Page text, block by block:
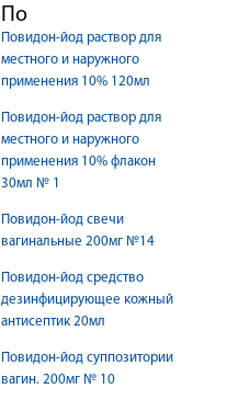
По
Повидон-йод раствор для
местного и наружного
применения 10% 120мл
Повидон-йод раствор для
местного и наружного
применения 10% флакон
30мл № 1
Повидон-йод свечи
вагинальные 200мг №14
Повидон-йод средство
дезинфицирующее кожный
антисептик 20мл
Повидон-йод суппозитории
вагин. 200мг № 10